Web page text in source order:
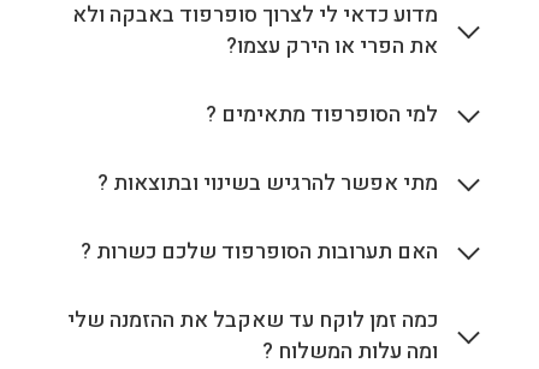
מדוע כדאי לי לצרוך סופרפוד באבקה ולא
את הפרי או הירק עצמו?
למי הסופרפוד מתאימים ?
מתי אפשר להרגיש בשינוי ובתוצאות ?
האם תערובות הסופרפוד שלכם כשרות ?
כמה זמן לוקח עד שאקבל את ההזמנה שלי
ומה עלות המשלוח ?